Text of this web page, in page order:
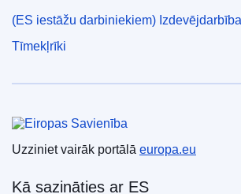
(ES iestāžu darbiniekiem)
Tīmekļrīki
Uzziniet vairāk portālā europa.eu
Kā sazināties ar ES